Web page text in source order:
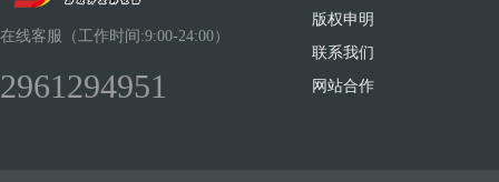
在线客服（工作时间:9:00-24:00）
2961294951
版权申明
联系我们
网站合作